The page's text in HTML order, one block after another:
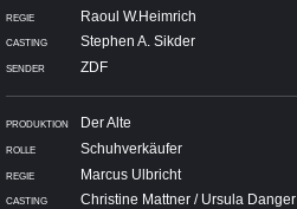
Raoul W.Heimrich
Stephen A. Sikder
ZDF
Der Alte
Schuhverkäufer
Marcus Ulbricht
Christine Mattner / Ursula Danger